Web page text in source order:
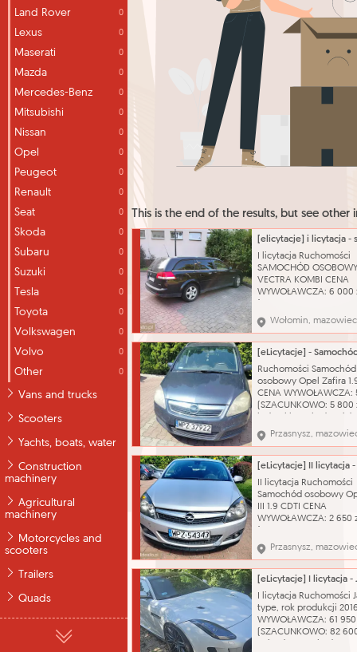
Land Rover 0
Lexus 0
Maserati 0
Mazda 0
Mercedes-Benz 0
Mitsubishi 0
Nissan 0
Opel 0
Peugeot 0
Renault 0
Seat 0
Skoda 0
Subaru 0
Suzuki 0
Tesla 0
Toyota 0
Volkswagen 0
Volvo 0
Other 0
Vans and trucks
Scooters
Yachts, boats, water
Construction
machinery
Agricultural
machinery
Motorcycles and
scooters
Trailers
Quads
This is the end of the results, but see other
I licytacja Ruchomości
SAMOCHÓD
VECTRA KOMBI CENA
WYWOŁAWCZA: 6 000
dokumentów. Dwa
Skrzynia biegów:
Nazwa katalogowa:
osobowy Marka: Opel
Vectra Typ nadwozia:
Pojemność silnika: 1910
Rodzaj paliwa: olej nap
Wołomin,
Ruchomości Samochód
osobowy Opel Zafira
CENA WYWOŁAWCZA:
(SZACUNKOWO: 5 800
rejestracyjny Nazwa
katalogowa: Samochód
osobowy Marka: Opel
Zafira Typ nadwozia:
Pojemność silnika: 1910
Rodzaj paliwa: olej
Rok produkcji: 2006 Skr
Przasnysz,
II licytacja Ruchomości
Samochód osobowy
III 1.9 CDTI CENA
WYWOŁAWCZA: 2 650
Jeden kluczyk, dowód
rejestracyjny Nazwa
katalogowa: Samochód
osobowy Marka: Opel
Astra Typ nadwozia:
3-D Pojemność silnika:
Rodzaj paliwa: olej
Przasnysz,
I licytacja Ruchomości
type, rok produkcji
WYWOŁAWCZA: 61 950
(SZACUNKOWO: 82